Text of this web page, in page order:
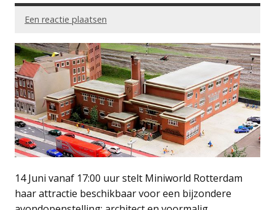
Een reactie plaatsen
14 Juni vanaf 17:00 uur stelt Miniworld Rotterdam
haar attractie beschikbaar voor een bijzondere